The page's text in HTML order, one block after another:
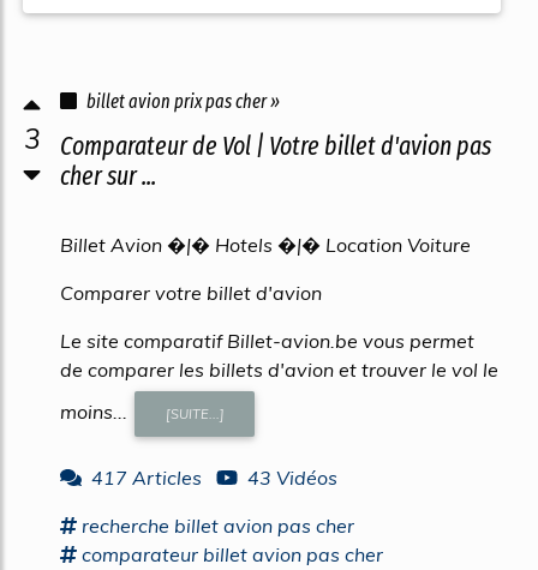
3
billet avion prix pas cher »
Comparateur de Vol | Votre billet d'avion pas
cher sur ...
Billet Avion �|� Hotels �|� Location Voiture
Comparer votre billet d'avion
Le site comparatif Billet-avion.be vous permet
de comparer les billets d'avion et trouver le vol le
moins...
[SUITE...]
417 Articles
43 Vidéos
recherche billet avion pas cher
comparateur billet avion pas cher